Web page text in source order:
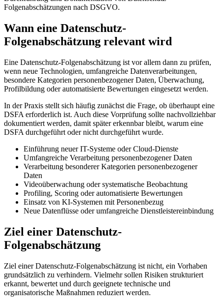
Folgenabschätzungen nach DSGVO.
Wann eine Datenschutz-
Folgenabschätzung relevant wird
Eine Datenschutz-Folgenabschätzung ist vor allem dann zu prüfen,
wenn neue Technologien, umfangreiche Datenverarbeitungen,
besondere Kategorien personenbezogener Daten, Überwachung,
Profilbildung oder automatisierte Bewertungen eingesetzt werden.
In der Praxis stellt sich häufig zunächst die Frage, ob überhaupt eine
DSFA erforderlich ist. Auch diese Vorprüfung sollte nachvollziehbar
dokumentiert werden, damit später erkennbar bleibt, warum eine
DSFA durchgeführt oder nicht durchgeführt wurde.
Einführung neuer IT-Systeme oder Cloud-Dienste
Umfangreiche Verarbeitung personenbezogener Daten
Verarbeitung besonderer Kategorien personenbezogener
Daten
Videoüberwachung oder systematische Beobachtung
Profiling, Scoring oder automatisierte Bewertungen
Einsatz von KI-Systemen mit Personenbezug
Neue Datenflüsse oder umfangreiche Dienstleistereinbindung
Ziel einer Datenschutz-
Folgenabschätzung
Ziel einer Datenschutz-Folgenabschätzung ist nicht, ein Vorhaben
grundsätzlich zu verhindern. Vielmehr sollen Risiken strukturiert
erkannt, bewertet und durch geeignete technische und
organisatorische Maßnahmen reduziert werden.